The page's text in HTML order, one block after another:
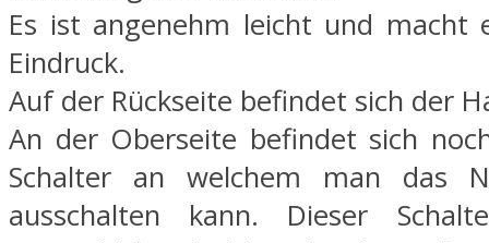
Es ist angenehm leicht und macht
Eindruck.
Auf der Rückseite befindet sich der
An der Oberseite befindet sich
Schalter an welchem man das
ausschalten kann. Dieser